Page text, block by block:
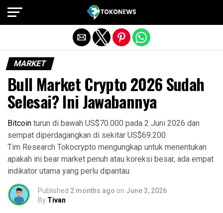
MARKET
Bull Market Crypto 2026 Sudah
Selesai? Ini Jawabannya
Bitcoin turun di bawah US$70.000 pada 2 Juni 2026 dan
sempat diperdagangkan di sekitar US$69.200.
Tim Research Tokocrypto mengungkap untuk menentukan
apakah ini bear market penuh atau koreksi besar, ada empat
indikator utama yang perlu dipantau.
Published 2 months ago on June 3, 2026
By Tivan
Exit mobile version